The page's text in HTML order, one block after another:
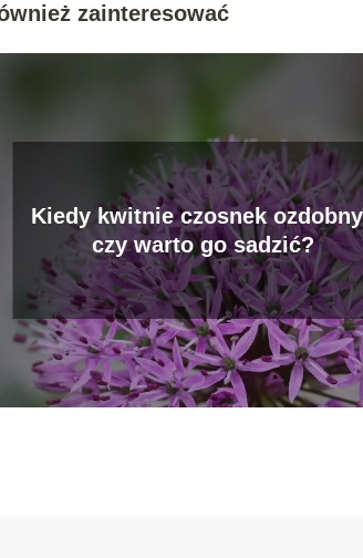
zainteresować
Kiedy kwitnie czosnek
czy warto go sadzić?